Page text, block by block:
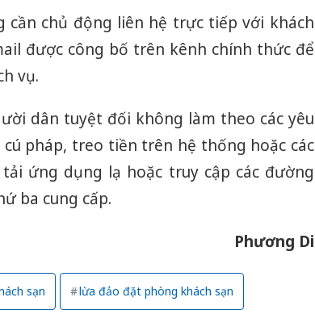
cần chủ động liên hệ trực tiếp với khách
được công bố trên kênh chính thức để
vụ.
dân tuyệt đối không làm theo các yêu
pháp, treo tiền trên hệ thống hoặc các
ứng dụng lạ hoặc truy cập các đường
ba cung cấp.
Phương Di
sạn lừa đảo đặt phòng khách sạn